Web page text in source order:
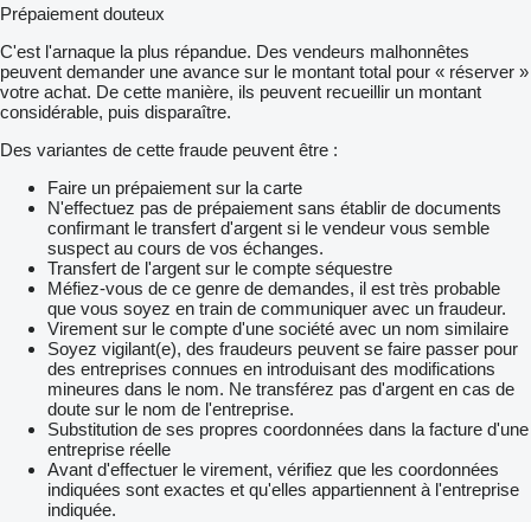
Prépaiement douteux
C'est l'arnaque la plus répandue. Des vendeurs malhonnêtes
peuvent demander une avance sur le montant total pour « réserver »
votre achat. De cette manière, ils peuvent recueillir un montant
considérable, puis disparaître.
Des variantes de cette fraude peuvent être :
Faire un prépaiement sur la carte
N'effectuez pas de prépaiement sans établir de documents
confirmant le transfert d'argent si le vendeur vous semble
suspect au cours de vos échanges.
Transfert de l'argent sur le compte séquestre
Méfiez-vous de ce genre de demandes, il est très probable
que vous soyez en train de communiquer avec un fraudeur.
Virement sur le compte d'une société avec un nom similaire
Soyez vigilant(e), des fraudeurs peuvent se faire passer pour
des entreprises connues en introduisant des modifications
mineures dans le nom. Ne transférez pas d'argent en cas de
doute sur le nom de l'entreprise.
Substitution de ses propres coordonnées dans la facture d'une
entreprise réelle
Avant d'effectuer le virement, vérifiez que les coordonnées
indiquées sont exactes et qu'elles appartiennent à l'entreprise
indiquée.